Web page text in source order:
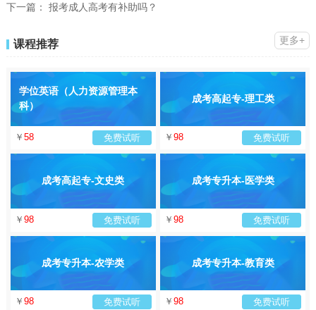
下一篇： 报考成人高考有补助吗？
课程推荐 更多+
学位英语（人力资源管理本
科）
￥ 58 免费试听
成考高起专-理工类
￥ 98 免费试听
成考高起专-文史类
￥ 98 免费试听
成考专升本-医学类
￥ 98 免费试听
成考专升本-农学类
￥ 98 免费试听
成考专升本-教育类
￥ 98 免费试听